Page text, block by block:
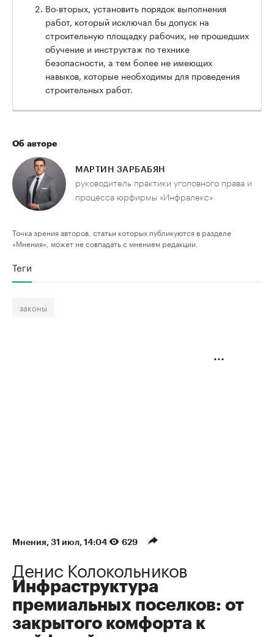
Во-вторых, установить порядок выполнения
работ, который исключал бы допуск на
строительную площадку рабочих, не прошедших
обучение и инструктаж по технике
безопасности, а тем более не имеющих
навыков, которые необходимы для проведения
строительных работ.
Об авторе
МАРТИН ЗАРБАБЯН
руководитель практики уголовного права и
процесса юрфирмы «Инфралекс»
Точка зрения авторов, статьи которых публикуются в разделе
«Мнения», может не совпадать с мнением редакции.
Теги
законы
Мнения 31 июл, 14:04 629
Денис Колокольников
Инфраструктура
премиальных поселков: от
закрытого комфорта к